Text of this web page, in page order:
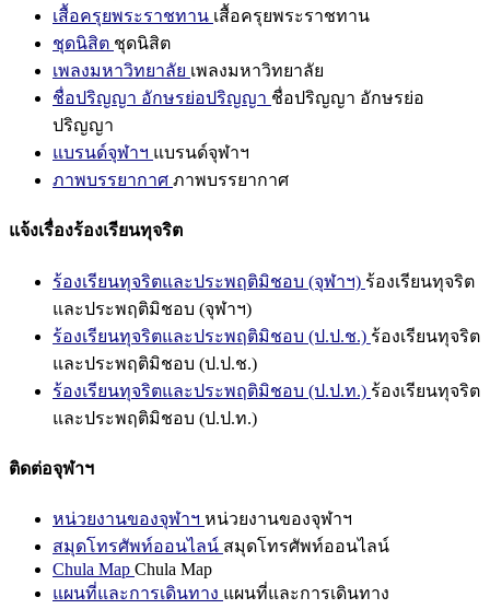
เสื้อครุยพระราชทาน เสื้อครุยพระราชทาน
ชุดนิสิต ชุดนิสิต
เพลงมหาวิทยาลัย เพลงมหาวิทยาลัย
ชื่อปริญญา อักษรย่อปริญญา ชื่อปริญญา อักษรย่อ
ปริญญา
แบรนด์จุฬาฯ แบรนด์จุฬาฯ
ภาพบรรยากาศ ภาพบรรยากาศ
แจ้งเรื่องร้องเรียนทุจริต
ร้องเรียนทุจริตและประพฤติมิชอบ (จุฬาฯ) ร้องเรียนทุจริต
และประพฤติมิชอบ (จุฬาฯ)
ร้องเรียนทุจริตและประพฤติมิชอบ (ป.ป.ช.) ร้องเรียนทุจริต
และประพฤติมิชอบ (ป.ป.ช.)
ร้องเรียนทุจริตและประพฤติมิชอบ (ป.ป.ท.) ร้องเรียนทุจริต
และประพฤติมิชอบ (ป.ป.ท.)
ติดต่อจุฬาฯ
หน่วยงานของจุฬาฯ หน่วยงานของจุฬาฯ
สมุดโทรศัพท์ออนไลน์ สมุดโทรศัพท์ออนไลน์
Chula Map Chula Map
แผนที่และการเดินทาง แผนที่และการเดินทาง